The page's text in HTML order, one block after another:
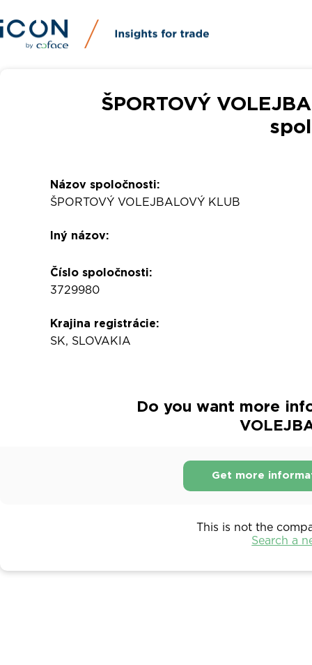
ŠPORTOVÝ
Názov spoločnosti:
ŠPORTOVÝ VOLEJBALOVÝ KLUB
Iný názov:
Číslo spoločnosti:
3729980
Krajina registrácie:
SK, SLOVAKIA
Do you want more
Get more
This is not the
Search a